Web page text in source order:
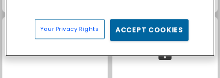
Your Privacy Rights ACCEPT COOKIES